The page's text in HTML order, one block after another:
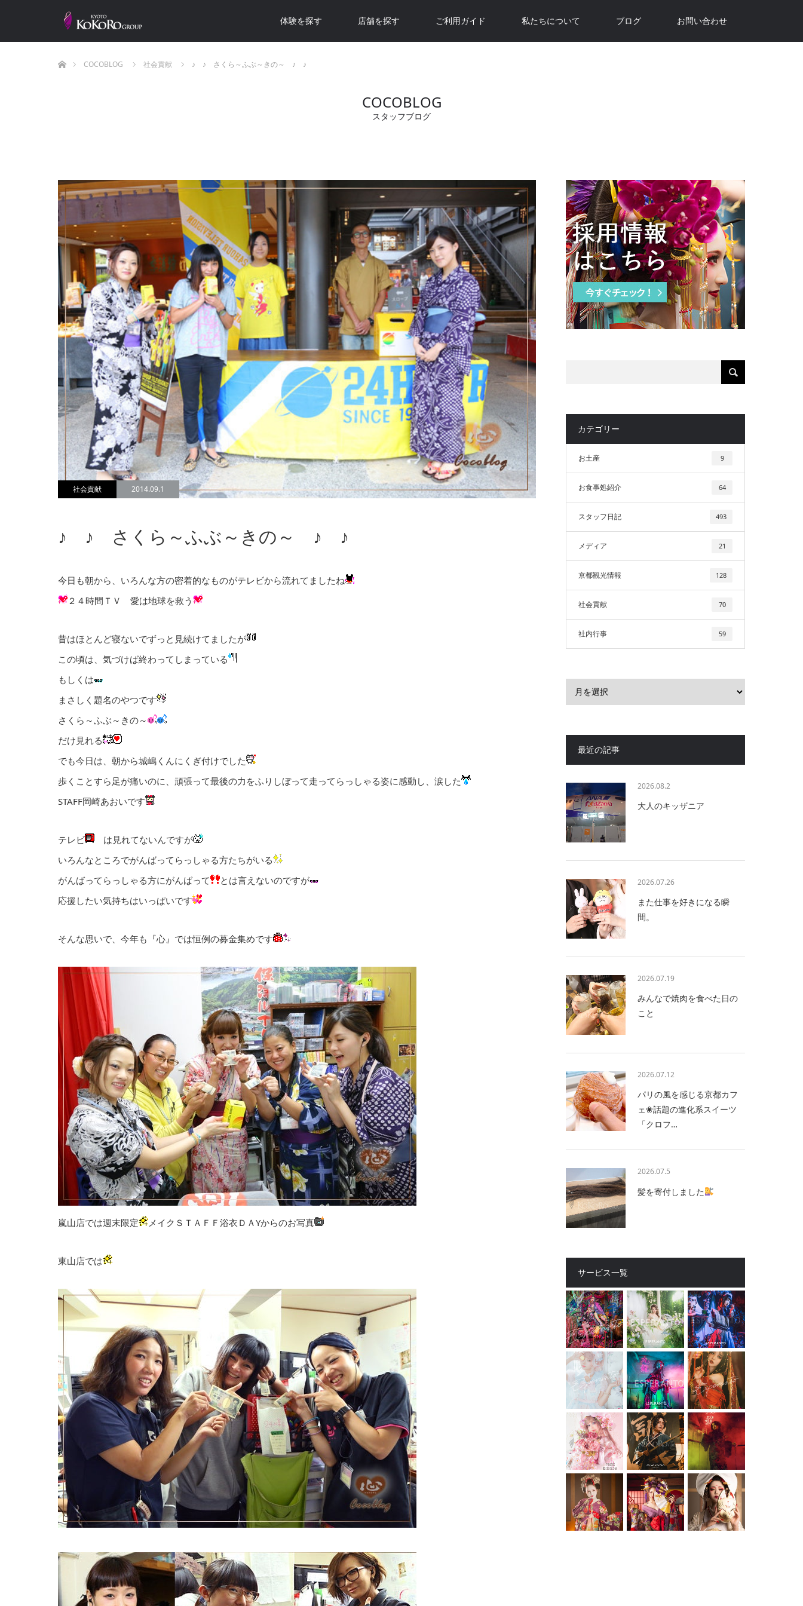
体験を探す 店舗を探す ご利用ガイド 私たちについて ブログ お問い合わせ
COCOBLOG
社会貢献 ♪ ♪ さくら～ふぶ～きの～ ♪ ♪
COCOBLOG
スタッフブログ
社会貢献 2014.09.1
♪ ♪ さくら～ふぶ～きの～ ♪ ♪
今日も朝から、いろんな方の密着的なものがテレビから流れてましたね
２４時間ＴＶ 愛は地球を救う
昔はほとんど寝ないでずっと見続けてましたが
この頃は、気づけば終わってしまっている
もしくは
まさしく題名のやつです
さくら～ふぶ～きの～
だけ見れる
でも今日は、朝から城嶋くんにくぎ付けでした
歩くことすら足が痛いのに、頑張って最後の力をふりしぼって走ってらっしゃる姿に感動し、涙した
STAFF岡崎あおいです
テレビ
は見れてないんですが
いろんなところでがんばってらっしゃる方たちがいる
がんばってらっしゃる方にがんばって
とは言えないのですが
応援したい気持ちはいっぱいです
そんな思いで、今年も『心』では恒例の募金集めです
嵐山店では週末限定 メイクＳＴＡＦＦ浴衣ＤＡYからのお写真
東山店では
カテゴリー
お土産 9
お食事処紹介 64
スタッフ日記 493
メディア 21
京都観光情報 128
社会貢献 70
社内行事 59
最近の記事
2026.08.2
大人のキッザニア
2026.07.26
また仕事を好きになる瞬
間。
2026.07.19
みんなで焼肉を食べた日の
こと
2026.07.12
パリの風を感じる京都カフ
ェ❀話題の進化系スイーツ
「クロフ…
2026.07.5
髪を寄付しました
サービス一覧